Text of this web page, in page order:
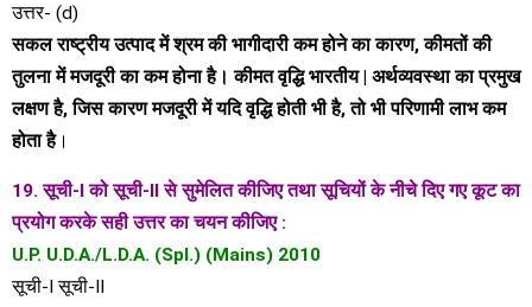
उत्तर- (d)
सकल राष्ट्रीय उत्पाद में श्रम की भागीदारी कम होने का कारण, कीमतों की
तुलना में मजदूरी का कम होना है। कीमत वृद्धि भारतीय | अर्थव्यवस्था का प्रमुख
लक्षण है, जिस कारण मजदूरी में यदि वृद्धि होती भी है, तो भी परिणामी लाभ कम
होता है।
19. सूची-I को सूची-II से सुमेलित कीजिए तथा सूचियों के नीचे दिए गए कूट का
प्रयोग करके सही उत्तर का चयन कीजिए :
U.P. U.D.A./L.D.A. (Spl.) (Mains) 2010
सूची-I सूची-II